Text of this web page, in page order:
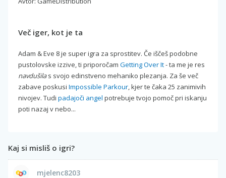
Več iger, kot je ta
Adam & Eve 8 je super igra za sprostitev. Če iščeš podobne
pustolovske izzive, ti priporočam Getting Over It- ta me je res
navdušilas svojo edinstveno mehaniko plezanja. Za še več
zabave poskusi Impossible Parkour, kjer te čaka 25 zanimivih
nivojev. Tudi padajoči angel potrebuje tvojo pomoč pri iskanju
poti nazaj v nebo...
Kaj si misliš o igri?
mjelenc8203